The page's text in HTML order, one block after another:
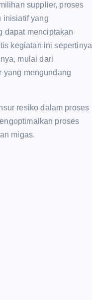
supplier, proses
inisiatif yang
dapat menciptakan
kegiatan ini sepertinya
mulai dari
yang mengundang
resiko dalam proses
proses
migas.